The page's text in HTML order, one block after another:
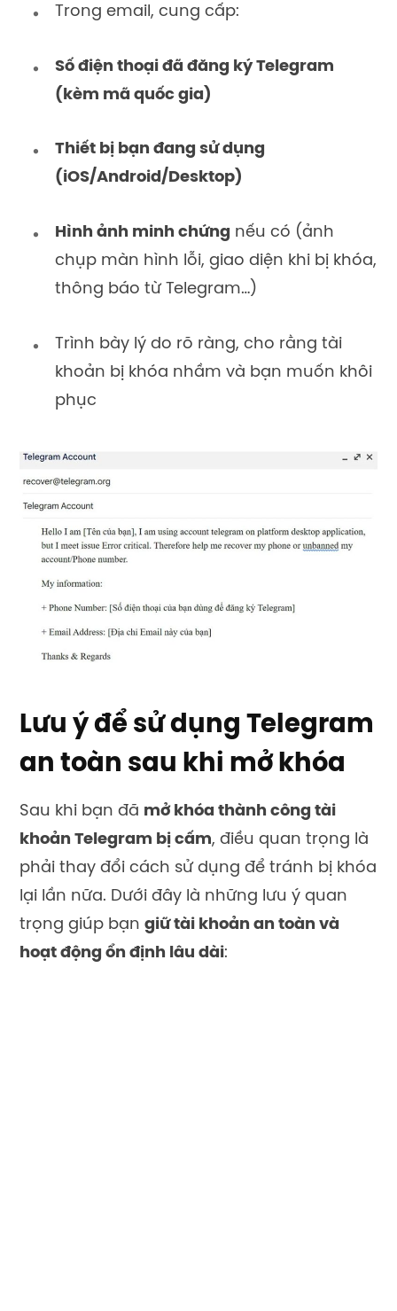
Trong email, cung cấp:
Số điện thoại đã đăng ký Telegram
(kèm mã quốc gia)
Thiết bị bạn đang sử dụng
(iOS/Android/Desktop)
Hình ảnh minh chứng nếu có (ảnh
chụp màn hình lỗi, giao diện khi bị khóa,
thông báo từ Telegram…)
Trình bày lý do rõ ràng, cho rằng tài
khoản bị khóa nhầm và bạn muốn khôi
phục
Lưu ý để sử dụng Telegram
an toàn sau khi mở khóa
Sau khi bạn đã mở khóa thành công tài
khoản Telegram bị cấm, điều quan trọng là
phải thay đổi cách sử dụng để tránh bị khóa
lại lần nữa. Dưới đây là những lưu ý quan
trọng giúp bạn giữ tài khoản an toàn và
hoạt động ổn định lâu dài: